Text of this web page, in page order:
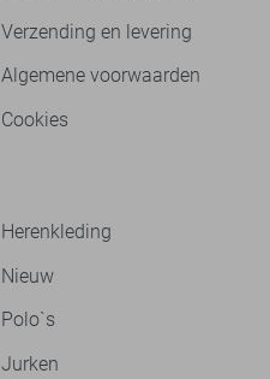
Verzending en levering
Algemene voorwaarden
Cookies
Herenkleding
Nieuw
Polo`s
Jurken